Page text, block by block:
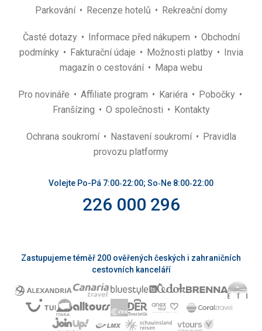
Parkování
Recenze hotelů Rekreační domy
Časté dotazy Informace před nákupem
Obchodní
podmínky
Fakturační údaje Možnosti platby
Invia
magazín o cestování
Mapa webu
Pro novináře Affiliate program Kariéra
Pobočky
Franšízing
O společnosti Kontakty
Ochrana soukromí Nastavení soukromí
Pravidla
provozu platformy
Volejte Po-Pá 7:00‑22:00; So‑Ne 8:00‑22:00
226 000 296
Zastupujeme téměř 200 ověřených českých i zahraničních
cestovních kanceláří